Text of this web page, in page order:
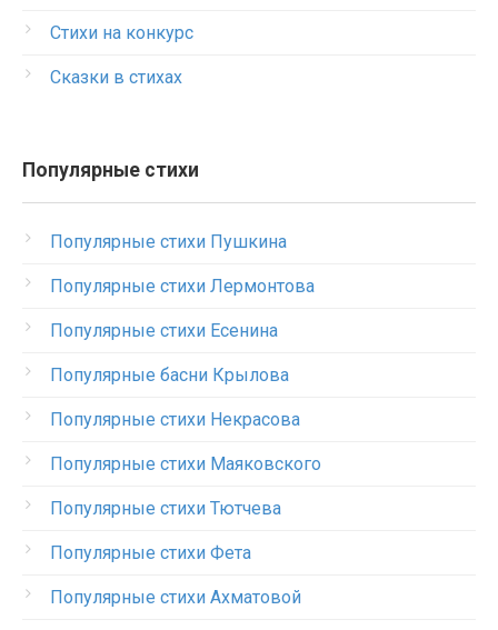
Стихи на конкурс
Сказки в стихах
Популярные стихи
Популярные стихи Пушкина
Популярные стихи Лермонтова
Популярные стихи Есенина
Популярные басни Крылова
Популярные стихи Некрасова
Популярные стихи Маяковского
Популярные стихи Тютчева
Популярные стихи Фета
Популярные стихи Ахматовой